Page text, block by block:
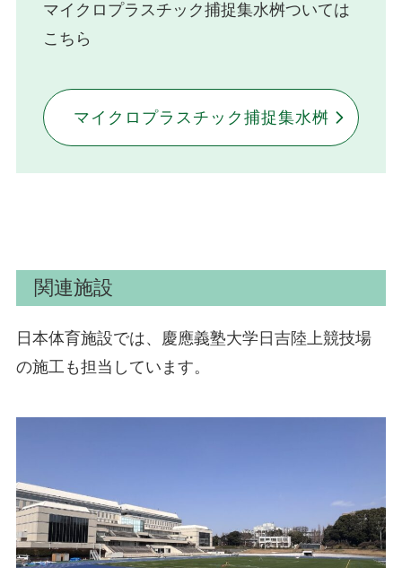
マイクロプラスチック捕捉集水桝ついては
こちら
マイクロプラスチック捕捉集水桝
関連施設
日本体育施設では、慶應義塾大学日吉陸上競技場
の施工も担当しています。